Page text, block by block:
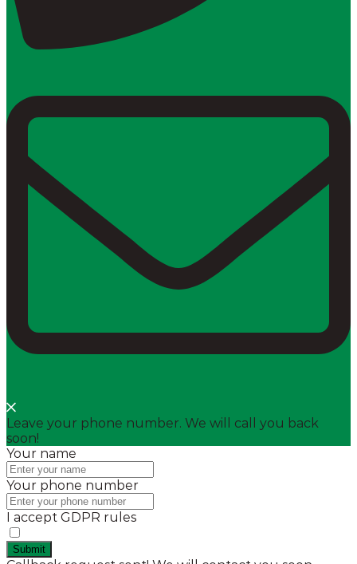
Leave your phone number. We will call you back
soon!
Your name
Your phone number
I accept GDPR rules
Submit